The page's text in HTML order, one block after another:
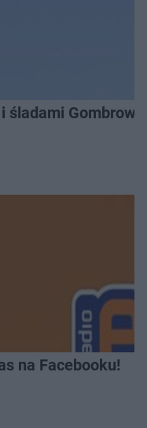
śladami
na Facebooku!